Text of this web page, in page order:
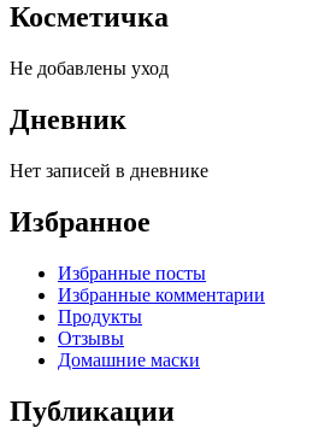
Косметичка
Не добавлены уход
Дневник
Нет записей в дневнике
Избранное
Избранные посты
Избранные комментарии
Продукты
Отзывы
Домашние маски
Публикации